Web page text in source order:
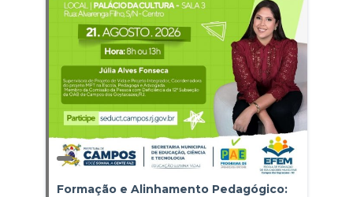
Formação e Alinhamento Pedagógico: